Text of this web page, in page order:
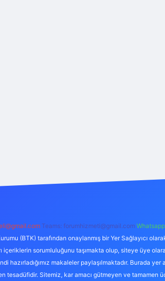
Teams: forumhizmeti@gmail.com
(BTK) tarafından onaylanmış bir Yer Sağlayıcı
sorumluluğunu taşımakta olup, siteye üye
hazırladığımız makaleler paylaşılmaktadır. Burada
tesadüfidir. Sitemiz, kar amacı gütmeyen ve tamamen